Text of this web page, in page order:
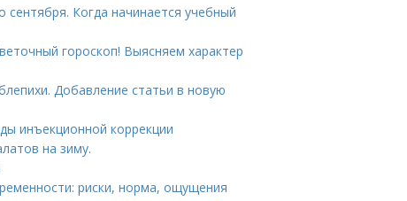
сентября. Когда начинается учебный
гороскоп! Выясняем характер
Добавление статьи в новую
инъекционной коррекции
на зиму.
риски, норма, ощущения